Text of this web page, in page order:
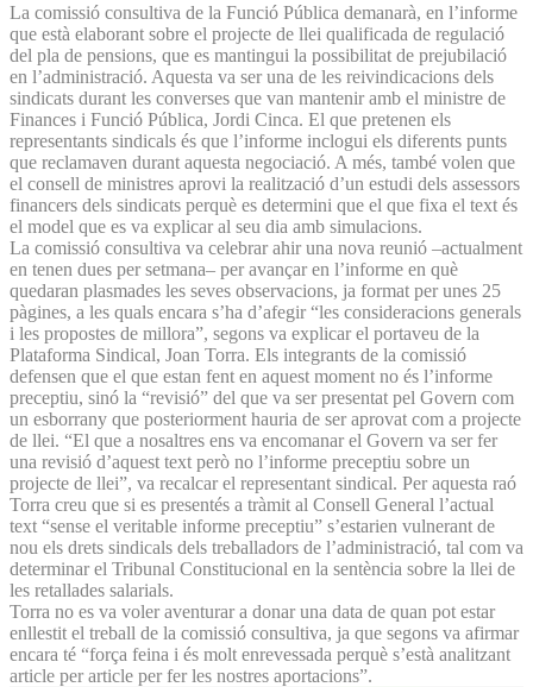
La comissió consultiva de la Funció Pública demanarà, en l’informe
que està elaborant sobre el projecte de llei qualificada de regulació
del pla de pensions, que es mantingui la possibilitat de prejubilació
en l’administració. Aquesta va ser una de les reivindicacions dels
sindicats durant les converses que van mantenir amb el ministre de
Finances i Funció Pública, Jordi Cinca. El que pretenen els
representants sindicals és que l’informe inclogui els diferents punts
que reclamaven durant aquesta negociació. A més, també volen que
el consell de ministres aprovi la realització d’un estudi dels assessors
financers dels sindicats perquè es determini que el que fixa el text és
el model que es va explicar al seu dia amb simulacions.
La comissió consultiva va celebrar ahir una nova reunió –actualment
en tenen dues per setmana– per avançar en l’informe en què
quedaran plasmades les seves observacions, ja format per unes 25
pàgines, a les quals encara s’ha d’afegir “les consideracions generals
i les propostes de millora”, segons va explicar el portaveu de la
Plataforma Sindical, Joan Torra. Els integrants de la comissió
defensen que el que estan fent en aquest moment no és l’informe
preceptiu, sinó la “revisió” del que va ser presentat pel Govern com
un esborrany que posteriorment hauria de ser aprovat com a projecte
de llei. “El que a nosaltres ens va encomanar el Govern va ser fer
una revisió d’aquest text però no l’informe preceptiu sobre un
projecte de llei”, va recalcar el representant sindical. Per aquesta raó
Torra creu que si es presentés a tràmit al Consell General l’actual
text “sense el veritable informe preceptiu” s’estarien vulnerant de
nou els drets sindicals dels treballadors de l’administració, tal com va
determinar el Tribunal Constitucional en la sentència sobre la llei de
les retallades salarials.
Torra no es va voler aventurar a donar una data de quan pot estar
enllestit el treball de la comissió consultiva, ja que segons va afirmar
encara té “força feina i és molt enrevessada perquè s’està analitzant
article per article per fer les nostres aportacions”.